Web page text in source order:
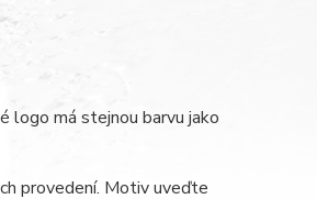
logo má stejnou barvu jako
provedení. Motiv uveďte